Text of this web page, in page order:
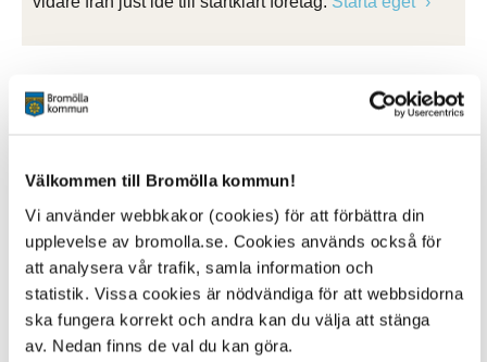
Välkommen till Bromölla kommun!
Vi använder webbkakor (cookies) för att förbättra din
upplevelse av bromolla.se. Cookies används också för
att analysera vår trafik, samla information och
statistik. Vissa cookies är nödvändiga för att webbsidorna
ska fungera korrekt och andra kan du välja att stänga
av. Nedan finns de val du kan göra.